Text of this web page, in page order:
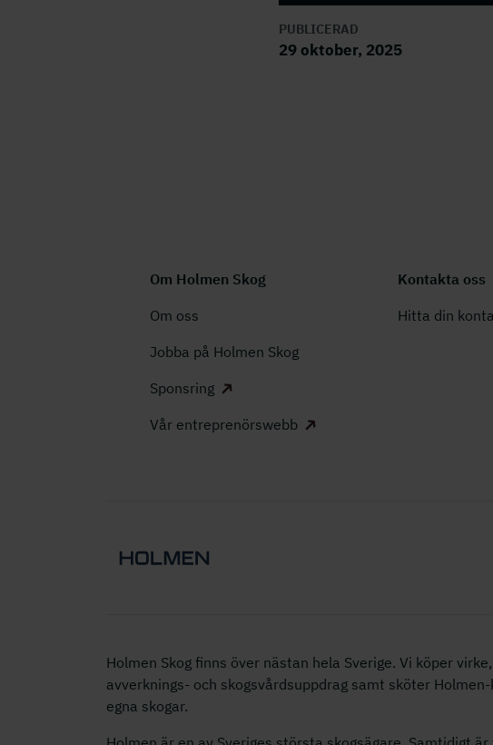
PUBLICERAD
29 oktober, 2025
Om Holmen Skog
Om oss
Jobba på Holmen Skog
Sponsring
Vår entreprenörswebb
Kontakta oss
Hitta din
Holmen Skog finns över nästan hela Sverige. Vi köper
avverknings- och skogsvårdsuppdrag samt sköter
egna skogar.